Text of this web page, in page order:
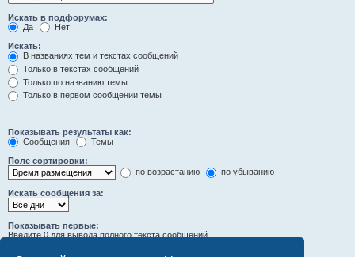
Искать в подфорумах:
Да
Нет
Искать:
В названиях тем и текстах сообщений
Только в текстах сообщений
Только по названию темы
Только в первом сообщении темы
Показывать результаты как:
Сообщения
Темы
Поле сортировки:
по возрастанию
по убыванию
Искать сообщения за:
Показывать первые:
Введите 0 для вывода полного текста сообщений.